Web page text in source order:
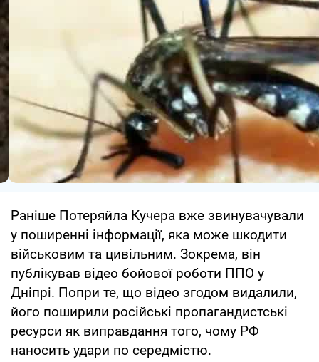
Раніше Потеряйла Кучера вже звинувачували
у поширенні інформації, яка може шкодити
військовим та цивільним. Зокрема, він
публікував відео бойової роботи ППО у
Дніпрі. Попри те, що відео згодом видалили,
його поширили російські пропагандистські
ресурси як виправдання того, чому РФ
наносить удари по середмістю.